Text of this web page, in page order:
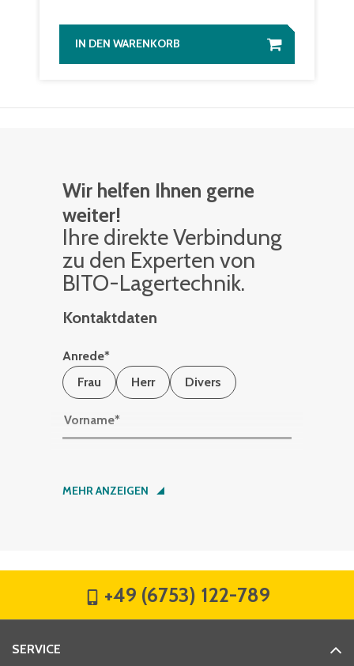
IN DEN WARENKORB
Wir helfen Ihnen gerne
weiter!
Ihre di­rek­te Ver­bin­dung
zu den Ex­per­ten von
BITO-La­ger­tech­nik.
Kontaktdaten
Anrede*
Frau
Herr Divers
Vorname*
Nachname*
MEHR ANZEIGEN
+49 (6753) 122-789
SERVICE